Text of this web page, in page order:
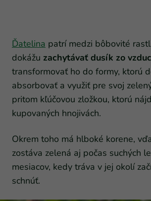
Ďatelina patrí medzi bôbovité
dokážu zachytávať dusík zo
transformovať ho do formy, ktorú
absorbovať a využiť pre svoj
pritom kľúčovou zložkou, ktorú
kupovaných hnojivách.
Okrem toho má hlboké korene,
zostáva zelená aj počas suchých
mesiacov, kedy tráva v jej okolí
schnúť.